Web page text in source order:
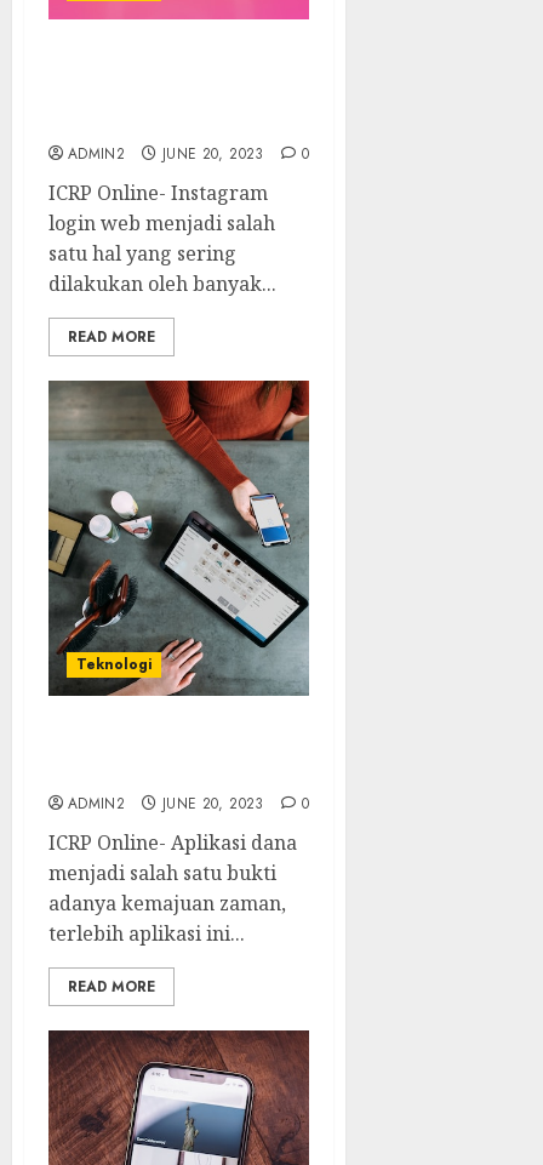
ADMIN2 JUNE 20, 2023 0
ICRP Online- Instagram
login web menjadi salah
satu hal yang sering
dilakukan oleh banyak...
READ MORE
Teknologi
ADMIN2 JUNE 20, 2023 0
ICRP Online- Aplikasi dana
menjadi salah satu bukti
adanya kemajuan zaman,
terlebih aplikasi ini...
READ MORE